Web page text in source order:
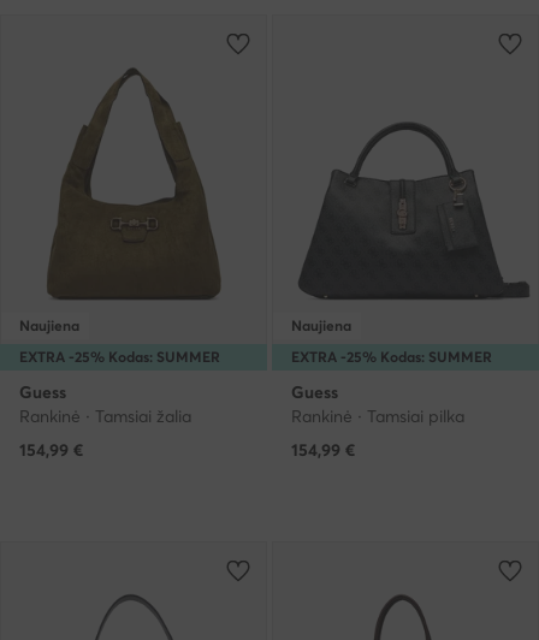
EXTRA -25% Kodas: SUMMER
Naujiena
Guess
Rankinė · Tamsiai žalia
154,99 €
EXTRA -25% Kodas: SUMMER
Naujiena
Guess
Rankinė · Tamsiai pilka
154,99 €